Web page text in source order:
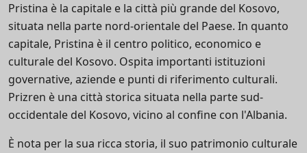
Pristina è la capitale e la città più grande del Kosovo,
situata nella parte nord-orientale del Paese. In quanto
capitale, Pristina è il centro politico, economico e
culturale del Kosovo. Ospita importanti istituzioni
governative, aziende e punti di riferimento culturali.
Prizren è una città storica situata nella parte sud-
occidentale del Kosovo, vicino al confine con l'Albania.
È nota per la sua ricca storia, il suo patrimonio culturale